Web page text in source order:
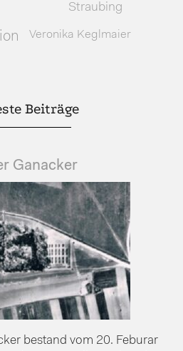
Straubing
Veronika Keglmaier
Beiträge
Ganacker
bestand vom 20. Feburar